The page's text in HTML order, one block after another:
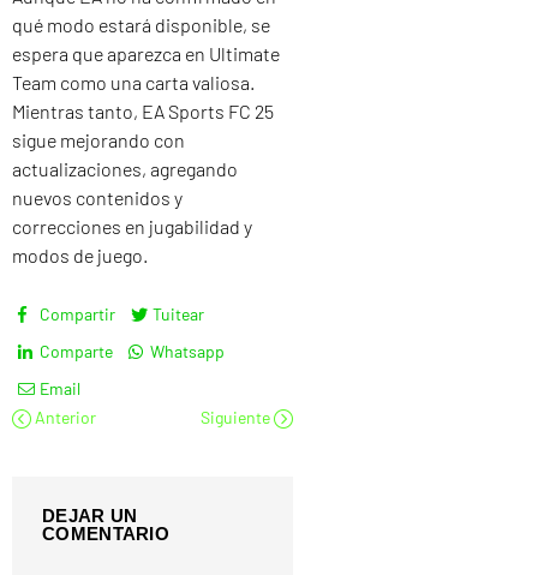
qué modo estará disponible, se
espera que aparezca en Ultimate
Team como una carta valiosa.
Mientras tanto, EA Sports FC 25
sigue mejorando con
actualizaciones, agregando
nuevos contenidos y
correcciones en jugabilidad y
modos de juego.
Compartir
Tuitear
Comparte
Whatsapp
Email
Anterior
Siguiente
DEJAR UN
COMENTARIO